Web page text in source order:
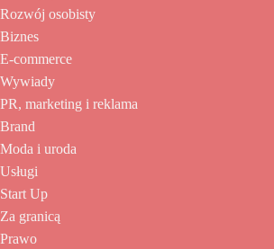
Rozwój osobisty
Biznes
E-commerce
Wywiady
PR, marketing i reklama
Brand
Moda i uroda
Usługi
Start Up
Za granicą
Prawo